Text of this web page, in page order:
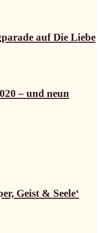
auf Die Liebe
– und neun
Geist & Seele‘